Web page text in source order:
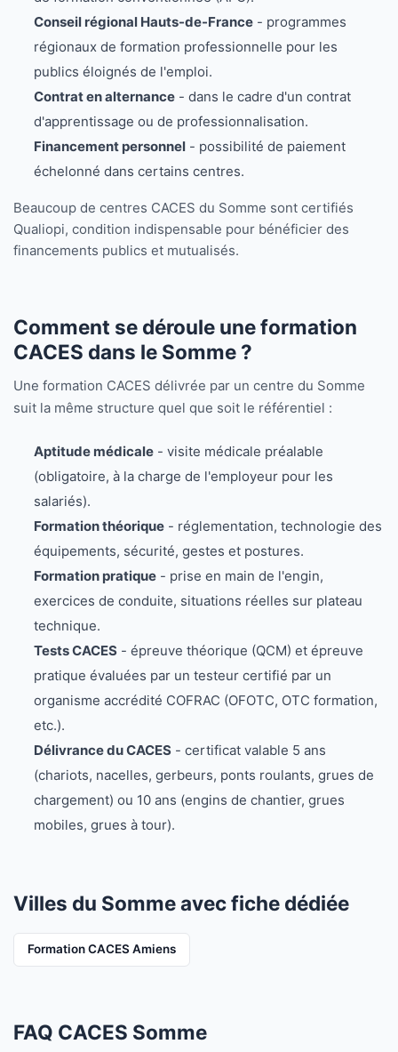
Conseil régional Hauts-de-France- programmes
régionaux de formation professionnelle pour les
publics éloignés de l'emploi.
Contrat en alternance- dans le cadre d'un contrat
d'apprentissage ou de professionnalisation.
Financement personnel- possibilité de paiement
échelonné dans certains centres.
Beaucoup de centres CACES du Somme sont certifiés
Qualiopi, condition indispensable pour bénéficier des
financements publics et mutualisés.
Comment se déroule une formation
CACES dans le Somme ?
Une formation CACES délivrée par un centre du Somme
suit la même structure quel que soit le référentiel :
Aptitude médicale- visite médicale préalable
(obligatoire, à la charge de l'employeur pour les
salariés).
Formation théorique- réglementation, technologie des
équipements, sécurité, gestes et postures.
Formation pratique- prise en main de l'engin,
exercices de conduite, situations réelles sur plateau
technique.
Tests CACES- épreuve théorique (QCM) et épreuve
pratique évaluées par un testeur certifié par un
organisme accrédité COFRAC (OFOTC, OTC formation,
etc.).
Délivrance du CACES- certificat valable 5 ans
(chariots, nacelles, gerbeurs, ponts roulants, grues de
chargement) ou 10 ans (engins de chantier, grues
mobiles, grues à tour).
Villes du Somme avec fiche dédiée
Formation CACES Amiens
FAQ CACES Somme